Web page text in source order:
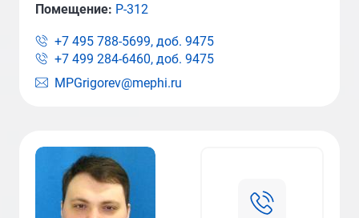
MPGrigorev@mephi.ru
Помещение: Р-312
+7 495 788-5699, доб. 9475
+7 499 284-6460, доб. 9475